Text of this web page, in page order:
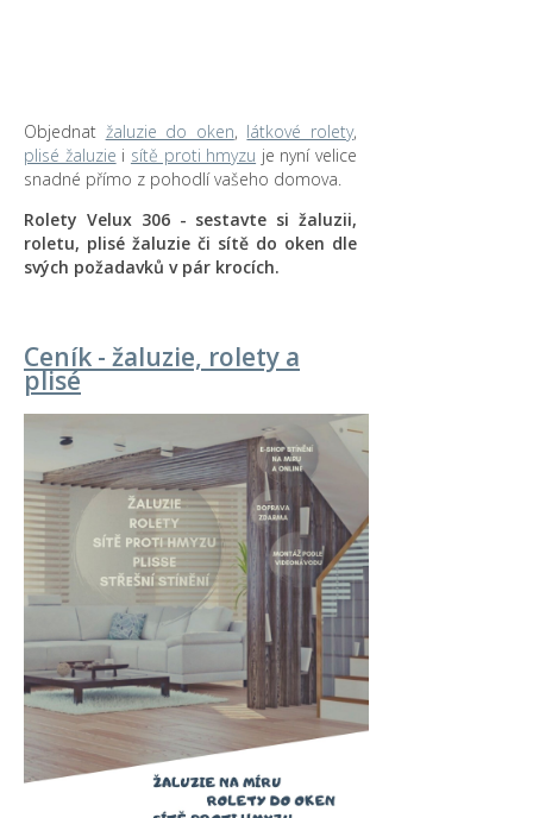
Objednat žaluzie do oken, látkové rolety,
plisé žaluzie i sítě proti hmyzu je nyní velice
snadné přímo z pohodlí vašeho domova.
Rolety Velux 306 - sestavte si žaluzii,
roletu, plisé žaluzie či sítě do oken dle
svých požadavků v pár krocích.
Ceník - žaluzie, rolety a
plisé